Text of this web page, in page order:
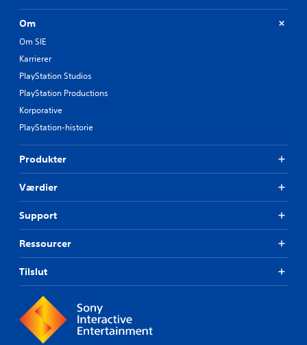
Om
Om SIE
Karrierer
PlayStation Studios
PlayStation Productions
Korporative
PlayStation-historie
Produkter
Værdier
Support
Ressourcer
Tilslut